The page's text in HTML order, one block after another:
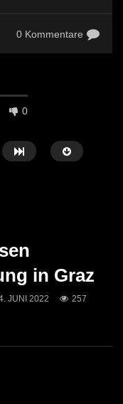
0 Kommentare
0
Kammern
in Graz
JUNI 2022
257